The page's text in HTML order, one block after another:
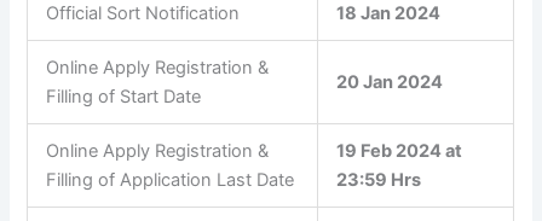
Official Sort Notification 18 Jan 2024
Online Apply Registration &
Filling of Start Date
20 Jan 2024
Online Apply Registration &
Filling of Application Last Date
19 Feb 2024 at
23:59 Hrs